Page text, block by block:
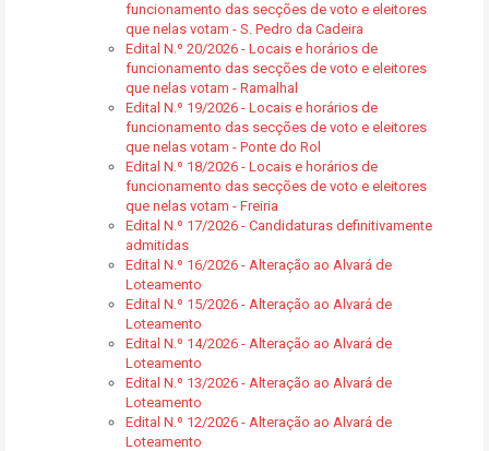
funcionamento das secções de voto e eleitores
que nelas votam - S. Pedro da Cadeira
Edital N.º 20/2026 - Locais e horários de
funcionamento das secções de voto e eleitores
que nelas votam - Ramalhal
Edital N.º 19/2026 - Locais e horários de
funcionamento das secções de voto e eleitores
que nelas votam - Ponte do Rol
Edital N.º 18/2026 - Locais e horários de
funcionamento das secções de voto e eleitores
que nelas votam - Freiria
Edital N.º 17/2026 - Candidaturas definitivamente
admitidas
Edital N.º 16/2026 - Alteração ao Alvará de
Loteamento
Edital N.º 15/2026 - Alteração ao Alvará de
Loteamento
Edital N.º 14/2026 - Alteração ao Alvará de
Loteamento
Edital N.º 13/2026 - Alteração ao Alvará de
Loteamento
Edital N.º 12/2026 - Alteração ao Alvará de
Loteamento